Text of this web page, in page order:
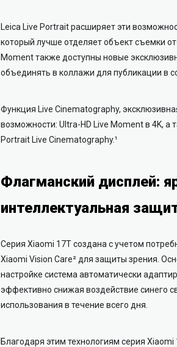
Leica Live Portrait расширяет эти
который лучше отделяет объект съемки
Moment также доступны новые
объединять в коллажи для публикации в
Функция Live Cinematography,
возможности: Ultra-HD Live Moment в 4K,
Portrait Live Cinematography.¹
Флагманский дисплей:
интеллектуальная
Серия Xiaomi 17T создана с учетом
Xiaomi Vision Care² для защиты зрения.
настройке система автоматически
эффективно снижая воздействие синего
использования в течение всего дня.
Благодаря этим технологиям серия